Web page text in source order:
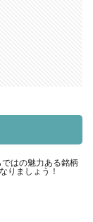
はの魅力ある銘柄
りましょう！